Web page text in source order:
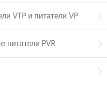
VTP и питатели VP
питатели PVR